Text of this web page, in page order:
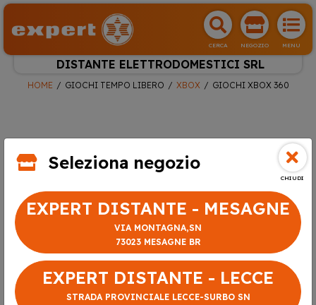
CERCA NEGOZIO MENU
DISTANTE ELETTRODOMESTICI SRL
HOME GIOCHI TEMPO LIBERO XBOX GIOCHI XBOX 360
Seleziona negozio
CHIUDI
EXPERT DISTANTE - MESAGNE
VIA MONTAGNA,SN
73023 MESAGNE BR
EXPERT DISTANTE - LECCE
STRADA PROVINCIALE LECCE-SURBO SN